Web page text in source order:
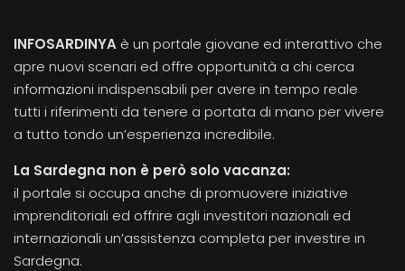
INFOSARDINYA è un portale giovane ed interattivo che
apre nuovi scenari ed offre opportunità a chi cerca
informazioni indispensabili per avere in tempo reale
tutti i riferimenti da tenere a portata di mano per vivere
a tutto tondo un’esperienza incredibile.
La Sardegna non è però solo vacanza:
il portale si occupa anche di promuovere iniziative
imprenditoriali ed offrire agli investitori nazionali ed
internazionali un’assistenza completa per investire in
Sardegna.